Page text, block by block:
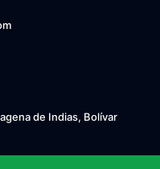
de Indias, Bolívar